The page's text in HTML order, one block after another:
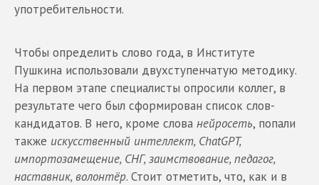
употребительности.
Чтобы определить слово года, в Институте
Пушкина использовали двухступенчатую методику.
На первом этапе специалисты опросили коллег, в
результате чего был сформирован список слов-
кандидатов. В него, кроме слова нейросеть, попали
также искусственный интеллект, ChatGPT,
импортозамещение, СНГ, заимствование, педагог,
наставник, волонтёр. Стоит отметить, что, как и в